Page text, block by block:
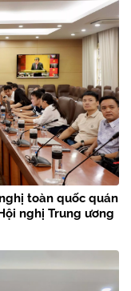
toàn quốc quán
nghị Trung ương